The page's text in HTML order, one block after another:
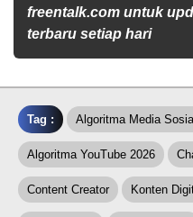
freentalk.com untuk
terbaru setiap hari
Tag : Algoritma Media
Algoritma YouTube 2026
Content Creator Konten